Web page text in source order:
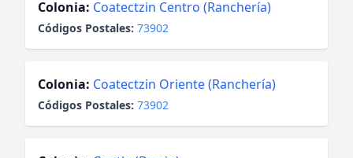
Colonia: Coatectzin Centro (Ranchería)
Códigos Postales: 73902
Colonia: Coatectzin Oriente (Ranchería)
Códigos Postales: 73902